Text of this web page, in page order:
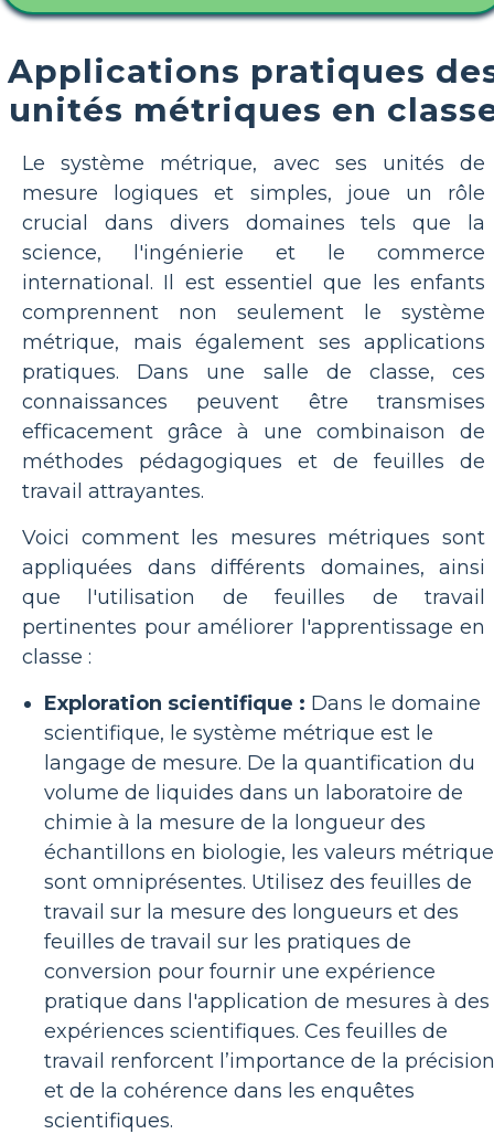
Applications pratiques
unités métriques en
Le système métrique, avec ses unités de
mesure logiques et simples, joue un rôle
crucial dans divers domaines tels que la
science, l'ingénierie et le commerce
international. Il est essentiel que les enfants
comprennent non seulement le système
métrique, mais également ses applications
pratiques. Dans une salle de classe, ces
connaissances peuvent être transmises
efficacement grâce à une combinaison de
méthodes pédagogiques et de feuilles de
travail attrayantes.
Voici comment les mesures métriques sont
appliquées dans différents domaines, ainsi
que l'utilisation de feuilles de travail
pertinentes pour améliorer l'apprentissage en
classe :
Exploration scientifique : Dans le domaine
scientifique, le système métrique est le
langage de mesure. De la quantification du
volume de liquides dans un laboratoire de
chimie à la mesure de la longueur des
échantillons en biologie, les valeurs
sont omniprésentes. Utilisez des feuilles de
travail sur la mesure des longueurs et des
feuilles de travail sur les pratiques de
conversion pour fournir une expérience
pratique dans l'application de mesures à des
expériences scientifiques. Ces feuilles de
travail renforcent l’importance de la précision
et de la cohérence dans les enquêtes
scientifiques.